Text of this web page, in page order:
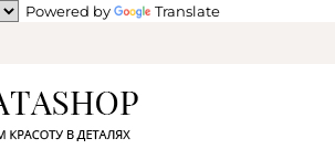
Powered by
Translate